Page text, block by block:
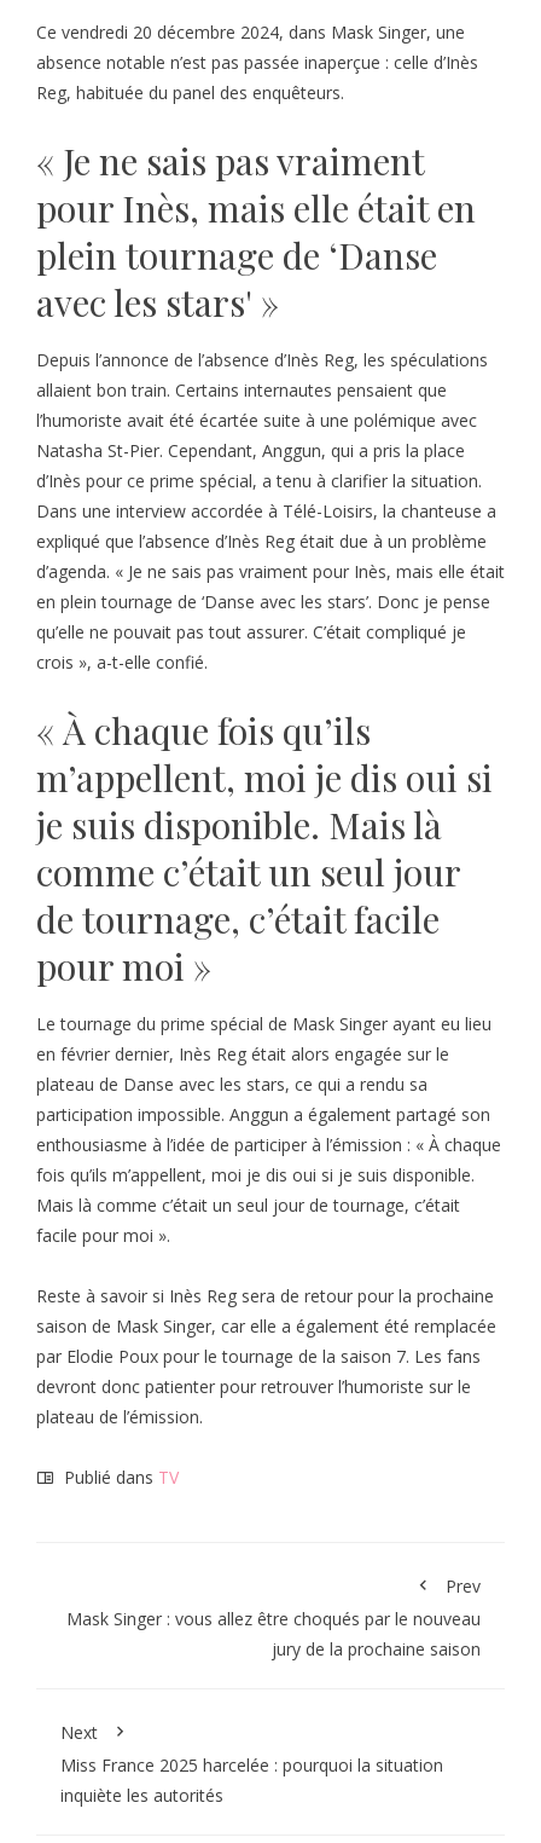
Ce vendredi 20 décembre 2024, dans Mask Singer, une
absence notable n’est pas passée inaperçue : celle d’Inès
Reg, habituée du panel des enquêteurs.
« Je ne sais pas vraiment
pour Inès, mais elle était en
plein tournage de ‘Danse
avec les stars' »
Depuis l’annonce de l’absence d’Inès Reg, les spéculations
allaient bon train. Certains internautes pensaient que
l’humoriste avait été écartée suite à une polémique avec
Natasha St-Pier. Cependant, Anggun, qui a pris la place
d’Inès pour ce prime spécial, a tenu à clarifier la situation.
Dans une interview accordée à Télé-Loisirs, la chanteuse a
expliqué que l’absence d’Inès Reg était due à un problème
d’agenda. « Je ne sais pas vraiment pour Inès, mais elle était
en plein tournage de ‘Danse avec les stars’. Donc je pense
qu’elle ne pouvait pas tout assurer. C’était compliqué je
crois », a-t-elle confié.
« À chaque fois qu’ils
m’appellent, moi je dis oui si
je suis disponible. Mais là
comme c’était un seul jour
de tournage, c’était facile
pour moi »
Le tournage du prime spécial de Mask Singer ayant eu lieu
en février dernier, Inès Reg était alors engagée sur le
plateau de Danse avec les stars, ce qui a rendu sa
participation impossible. Anggun a également partagé son
enthousiasme à l’idée de participer à l’émission : « À chaque
fois qu’ils m’appellent, moi je dis oui si je suis disponible.
Mais là comme c’était un seul jour de tournage, c’était
facile pour moi ».
Reste à savoir si Inès Reg sera de retour pour la prochaine
saison de Mask Singer, car elle a également été remplacée
par Elodie Poux pour le tournage de la saison 7. Les fans
devront donc patienter pour retrouver l’humoriste sur le
plateau de l’émission.
Publié dans TV
Prev
Mask Singer : vous allez être choqués par le nouveau
jury de la prochaine saison
Next
Miss France 2025 harcelée : pourquoi la situation
inquiète les autorités